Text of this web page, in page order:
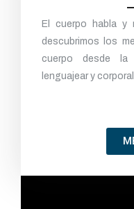
El cuerpo habla y
descubrimos los
cuerpo desde la
lenguajear y corporal.